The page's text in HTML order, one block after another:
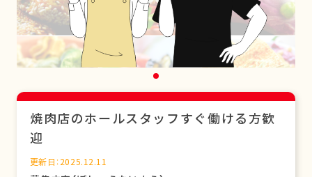
焼肉店のホールスタッフすぐ働ける方歓
迎
更新日：2025.12.11